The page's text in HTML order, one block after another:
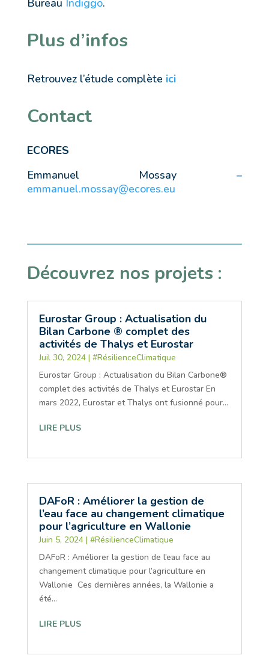
Plus d’infos
Retrouvez l’étude complète ici
Contact
ECORES
Emmanuel Mossay –
emmanuel.mossay@ecores.eu
Découvrez nos projets :
Eurostar Group : Actualisation du
Bilan Carbone ® complet des
activités de Thalys et Eurostar
Juil 30, 2024| #RésilienceClimatique
Eurostar Group : Actualisation du Bilan Carbone®
complet des activités de Thalys et Eurostar En
mars 2022, Eurostar et Thalys ont fusionné pour...
LIRE PLUS
DAFoR : Améliorer la gestion de
l’eau face au changement climatique
pour l’agriculture en Wallonie
Juin 5, 2024| #RésilienceClimatique
DAFoR : Améliorer la gestion de l’eau face au
changement climatique pour l’agriculture en
Wallonie Ces dernières années, la Wallonie a
été...
LIRE PLUS